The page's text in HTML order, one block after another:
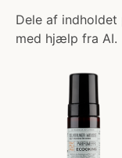
Dele af
med hjælp fra AI.